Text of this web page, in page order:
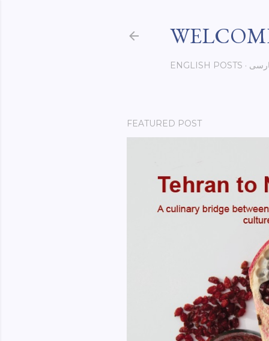
ENGLISH POSTS
FEATURED POST